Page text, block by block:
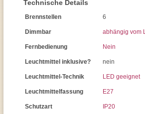
Technische Details
Brennstellen 6
Dimmbar abhängig vom
Fernbedienung Nein
Leuchtmittel inklusive? nein
Leuchtmittel-Technik LED geeignet
Leuchtmittelfassung E27
Schutzart IP20